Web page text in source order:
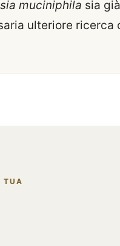
muciniphila sia
ulteriore ricerca
TUA